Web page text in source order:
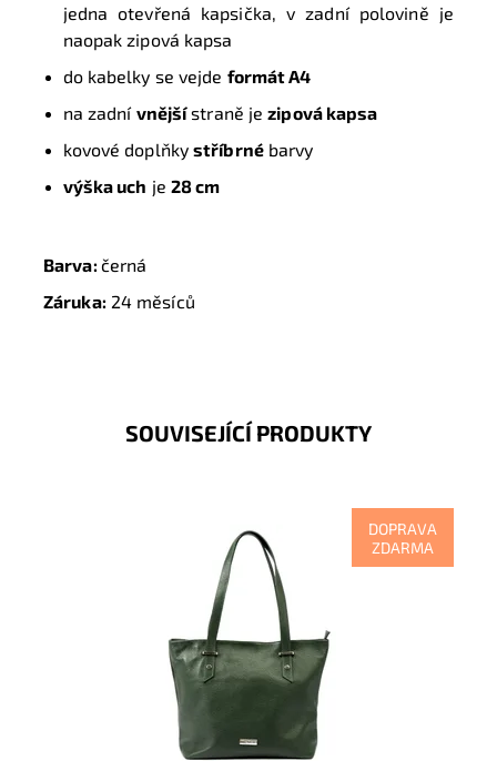
jedna otevřená kapsička, v zadní polovině je
naopak zipová kapsa
do kabelky se vejde formát A4
na zadní vnějšístraně jezipová kapsa
kovové doplňkystříbrnébarvy
výška uch je 28 cm
Barva:černá
Záruka:24 měsíců
SOUVISEJÍCÍ PRODUKTY
DOPRAVA
ZDARMA
Nadčasová, velká, měkoučká, kožená, tmavězelená se
stříbrnými doplňky na formát A4, prostě supr kabelka
Skladem
20600
Mia More (Itálie)
2 roky